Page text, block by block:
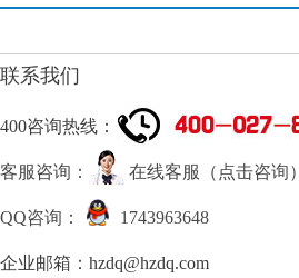
联系我们
400咨询热线：
客服咨询： 在线客服（点击咨询）
QQ咨询： 1743963648
企业邮箱：hzdq@hzdq.com